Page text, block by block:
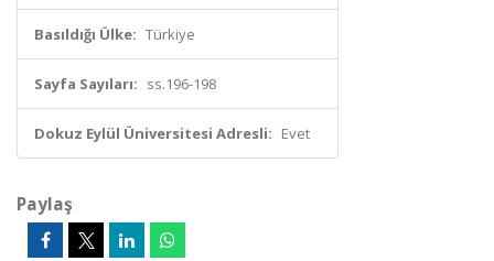
Basıldığı Ülke: Türkiye
Sayfa Sayıları: ss.196-198
Dokuz Eylül Üniversitesi Adresli: Evet
Paylaş